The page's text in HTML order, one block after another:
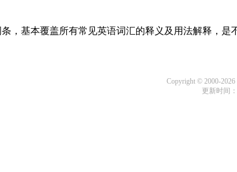
，基本覆盖所有常见英语词汇的释义及用法解释，
Copyright © 2000-2026
更新时间